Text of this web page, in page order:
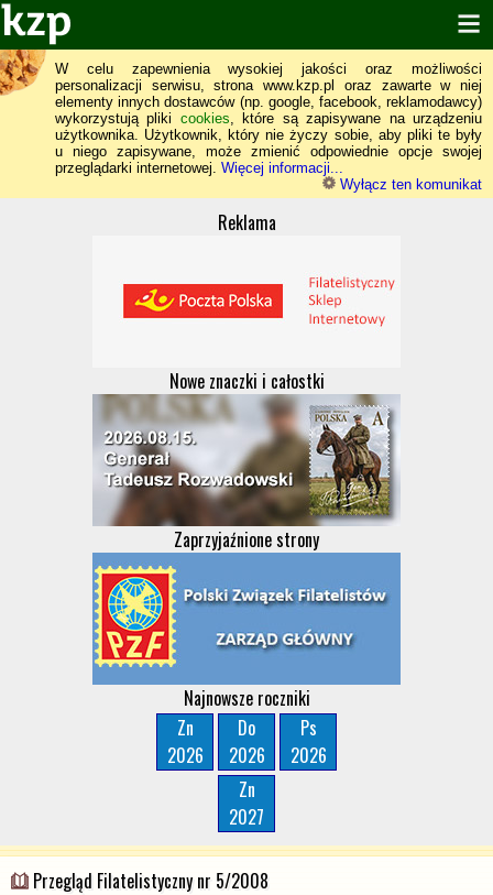
W celu zapewnienia wysokiej jakości oraz możliwości
personalizacji serwisu, strona www.kzp.pl oraz zawarte w niej
elementy innych dostawców (np. google, facebook, reklamodawcy)
wykorzystują pliki cookies, które są zapisywane na urządzeniu
użytkownika. Użytkownik, który nie życzy sobie, aby pliki te były
u niego zapisywane, może zmienić odpowiednie opcje swojej
przeglądarki internetowej. Więcej informacji...
Wyłącz ten komunikat
Reklama
Nowe znaczki i całostki
Zaprzyjaźnione strony
Najnowsze roczniki
Zn
2026
Do
2026
Ps
2026
Zn
2027
Przegląd Filatelistyczny nr 5/2008